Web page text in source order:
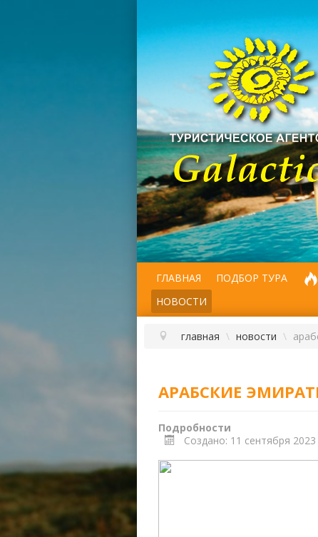
ГЛАВНАЯ ПОДБОР ТУРА
НОВОСТИ
главная \ новости \
АРАБСКИЕ
Подробности
Создано: 11 сентября 2023